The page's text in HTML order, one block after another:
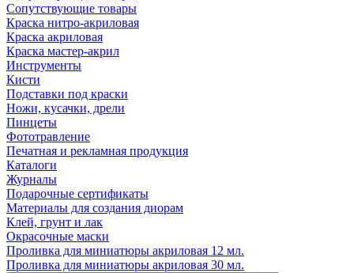
Сопутствующие товары
Краска нитро-акриловая
Краска акриловая
Краска мастер-акрил
Инструменты
Кисти
Подставки под краски
Ножи, кусачки, дрели
Пинцеты
Фототравление
Печатная и рекламная продукция
Каталоги
Журналы
Подарочные сертификаты
Материалы для создания диорам
Клей, грунт и лак
Окрасочные маски
Проливка для миниатюры акриловая 12 мл.
Проливка для миниатюры акриловая 30 мл.